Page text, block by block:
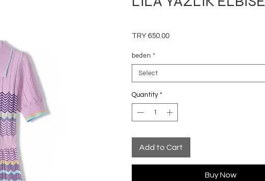
TRY 650.00Price
beden *
Select
Quantity *
Add to Cart
Buy Now